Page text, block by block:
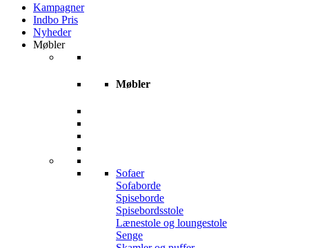
Kampagner
Indbo Pris
Nyheder
Møbler
Møbler
Sofaer
Sofaborde
Spiseborde
Spisebordsstole
Lænestole og loungestole
Senge